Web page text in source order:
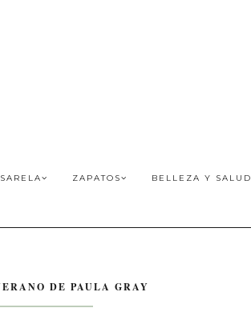
ZAPATOS BELLEZA Y SALUD
DE PAULA GRAY